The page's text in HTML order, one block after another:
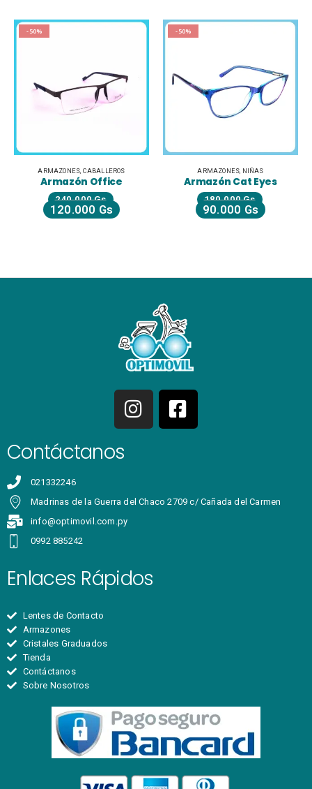
-50%
ARMAZONES CABALLEROS
Armazón Office
240.000Gs
120.000 Gs
-50%
ARMAZONES NIÑAS
Armazón Cat Eyes
180.000Gs
90.000 Gs
Contáctanos
021332246
Madrinas de la Guerra del Chaco 2709 c/ Cañada del Carmen
info@optimovil.com.py
0992 885242
Enlaces Rápidos
Lentes de Contacto
Armazones
Cristales Graduados
Tienda
Contáctanos
Sobre Nosotros